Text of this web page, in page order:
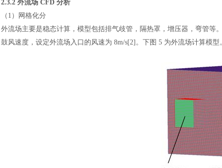
2.3.2 外流场 CFD 分析
（ 1）网格化分
外流场主要是稳态计算，模型包括排气歧管，隔热罩，增压器，弯管等
鼓风速度，设定外流场入口的风速为 8m/s[2]。下图 5 为外流场计算模型